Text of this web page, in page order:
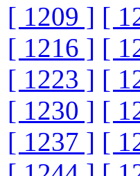
[ 1209 ] [
[ 1216 ] [
[ 1223 ] [
[ 1230 ] [
[ 1237 ] [